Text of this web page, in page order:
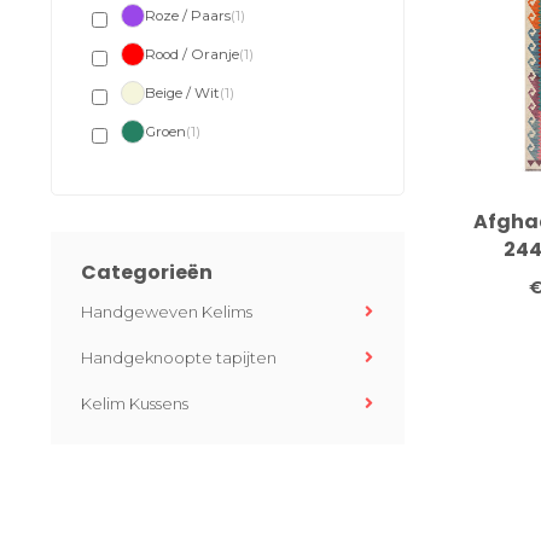
Roze / Paars(1)
Rood / Oranje(1)
Beige / Wit(1)
Groen(1)
Categorieën
Handgeweven Kelims
Handgeknoopte tapijten
Kelim Kussens
Loper